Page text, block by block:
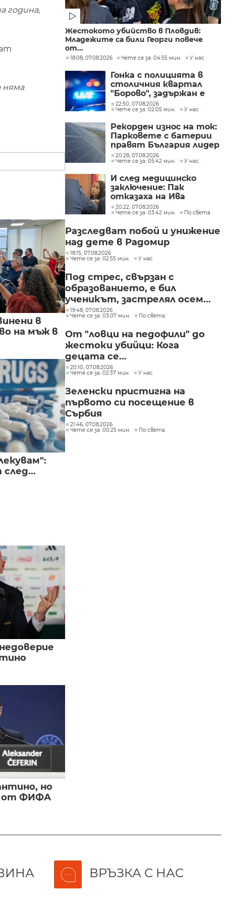
година,
няма
в
на мъж в
но
от ФИФА
Жестокото убийство в Пловдив:
Младежите са били Георги повече
от...
18:08, 07.08.2026 Чете се за: 04:55 мин. У нас
Гонка с полицията в
столичния квартал
"Борово", задържан е
мъж, у когото са
намерени 460 000 евро
22:50, 07.08.2026
Чете се за: 02:05 мин.
У нас
Рекорден износ на ток:
Парковете с батерии
правят България лидер
на пазара
20:28, 07.08.2026
Чете се за: 05:42 мин.
У нас
И след медицинско
заключение: Пак
отказаха на Ива
Михайлова да се лекува
в България
20:22, 07.08.2026
Чете се за: 03:42 мин.
По света
Разследват побой и унижение
над дете в Радомир
18:15, 07.08.2026
Чете се за: 02:55 мин.
У нас
Под стрес, свързан с
образованието, е бил
ученикът, застрелял осем...
19:48, 07.08.2026
Чете се за: 03:07 мин.
По света
От "ловци на педофили" до
жестоки убийци: Кога
децата се...
20:10, 07.08.2026
Чете се за: 02:37 мин.
У нас
Зеленски пристигна на
първото си посещение в
Сърбия
21:46, 07.08.2026
Чете се за: 00:25 мин.
По света
ВРЪЗКА С НАС